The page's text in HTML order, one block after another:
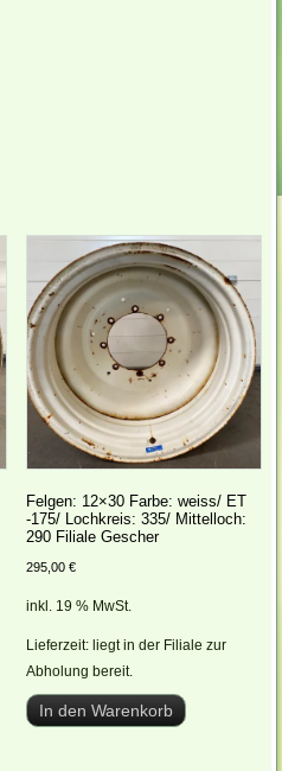
Felgen: 12×30 Farbe: weiss/ ET
-175/ Lochkreis: 335/ Mittelloch:
290 Filiale Gescher
295,00€
inkl. 19 % MwSt.
Lieferzeit: liegt in der Filiale zur
Abholung bereit.
In den Warenkorb